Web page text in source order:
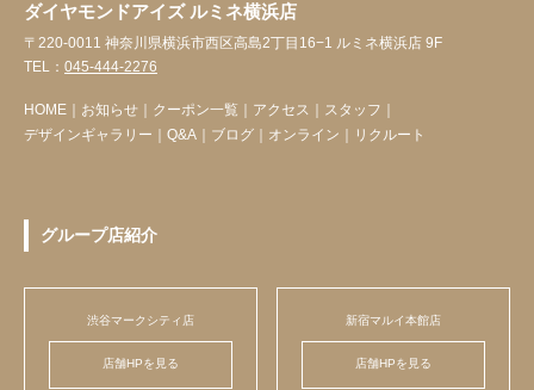
ダイヤモンドアイズ ルミネ横浜店
〒220-0011 神奈川県横浜市西区高島2丁目16−1 ルミネ横浜店 9F
TEL： 045-444-2276
HOME お知らせ クーポン一覧 アクセス スタッフ
デザインギャラリー
Q&A ブログ オンライン リクルート
グループ店紹介
渋谷マークシティ店
店舗HPを見る
新宿マルイ本館店
店舗HPを見る